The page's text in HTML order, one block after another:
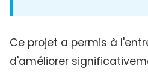
Ce projet a permis à
d'améliorer